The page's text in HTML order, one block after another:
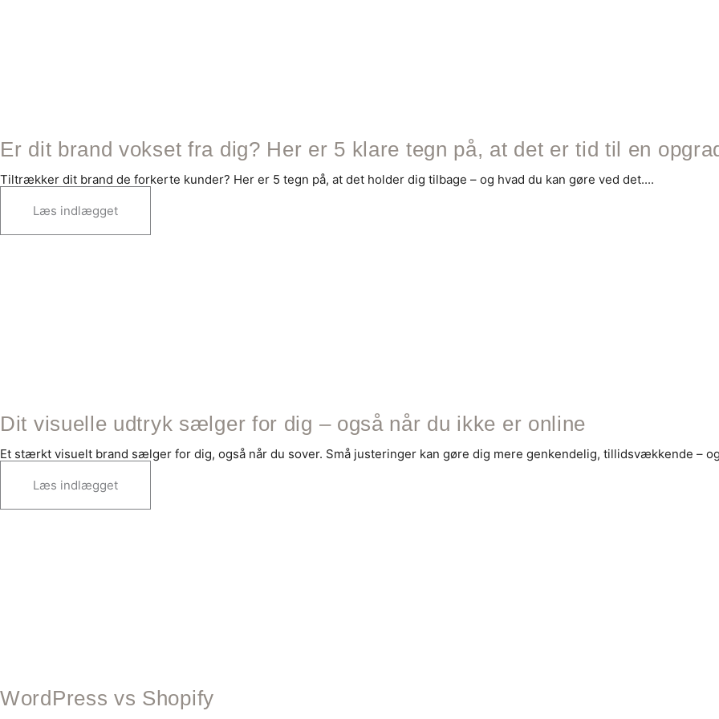
Er dit brand vokset fra dig? Her er 5 klare tegn på, at det er tid til en
Tiltrækker dit brand de forkerte kunder? Her er 5 tegn på, at det holder dig tilbage – og hvad du kan gøre ved det....
Læs indlægget
Dit visuelle udtryk sælger for dig – også når du ikke er online
Et stærkt visuelt brand sælger for dig, også når du sover. Små justeringer kan gøre dig mere genkendelig, tillidsvækkende –
Læs indlægget
WordPress vs Shopify